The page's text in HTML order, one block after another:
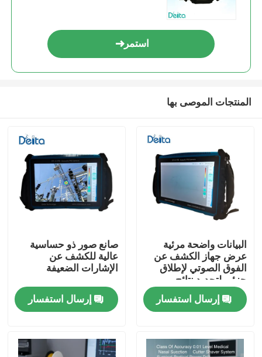
استمر
المنتجات الموصى بها
البيانات واضحة مرئية
عرض جهاز الكشف عن
الفوق الصوتي لإطلاق
جزئي لتحديد نتائج
الميدان السريع
إرسال استفسار
صانع صور ذو حساسية
عالية للكشف عن
الإشارات الضعيفة
إرسال استفسار